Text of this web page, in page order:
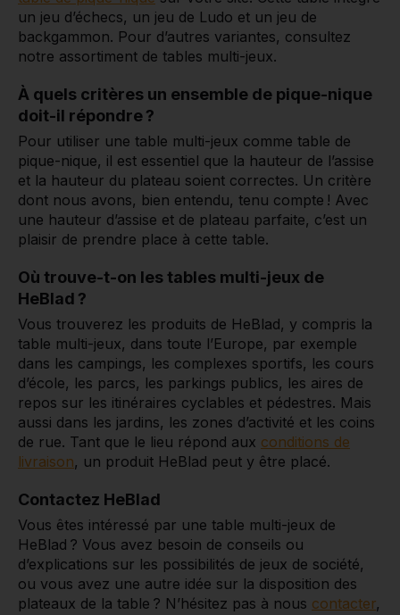
un jeu d’échecs, un jeu de Ludo et un jeu de
backgammon. Pour d’autres variantes, consultez
notre assortiment de tables multi-jeux.
À quels critères un ensemble de pique-nique
doit-il répondre ?
Pour utiliser une table multi-jeux comme table de
pique-nique, il est essentiel que la hauteur de l’assise
et la hauteur du plateau soient correctes. Un critère
dont nous avons, bien entendu, tenu compte ! Avec
une hauteur d’assise et de plateau parfaite, c’est un
plaisir de prendre place à cette table.
Où trouve-t-on les tables multi-jeux de
HeBlad ?
Vous trouverez les produits de HeBlad, y compris la
table multi-jeux, dans toute l’Europe, par exemple
dans les campings, les complexes sportifs, les cours
d’école, les parcs, les parkings publics, les aires de
repos sur les itinéraires cyclables et pédestres. Mais
aussi dans les jardins, les zones d’activité et les coins
de rue. Tant que le lieu répond aux conditions de
livraison, un produit HeBlad peut y être placé.
Contactez HeBlad
Vous êtes intéressé par une table multi-jeux de
HeBlad ? Vous avez besoin de conseils ou
d’explications sur les possibilités de jeux de société,
ou vous avez une autre idée sur la disposition des
plateaux de la table ? N’hésitez pas à nous contacter,